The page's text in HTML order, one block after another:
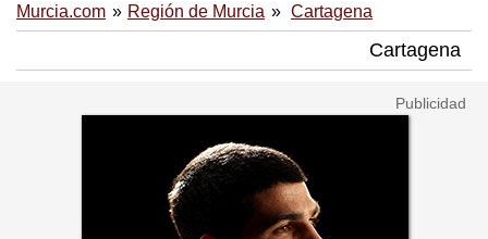
Murcia.com Región de Murcia Cartagena
Cartagena